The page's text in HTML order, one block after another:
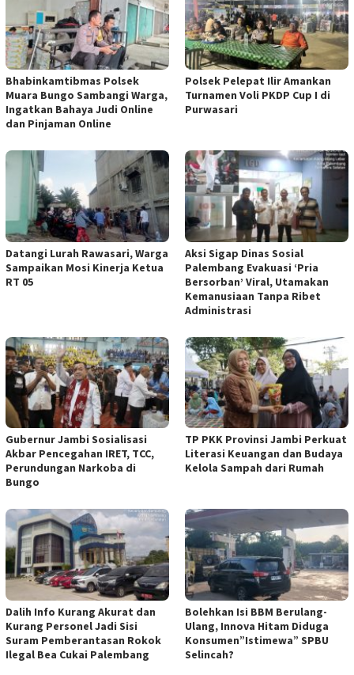
Bhabinkamtibmas Polsek
Muara Bungo Sambangi Warga,
Ingatkan Bahaya Judi Online
dan Pinjaman Online
Polsek Pelepat Ilir Amankan
Turnamen Voli PKDP Cup I di
Purwasari
Datangi Lurah Rawasari, Warga
Sampaikan Mosi Kinerja Ketua
RT 05
Aksi Sigap Dinas Sosial
Palembang Evakuasi ‘Pria
Bersorban’ Viral, Utamakan
Kemanusiaan Tanpa Ribet
Administrasi
Gubernur Jambi Sosialisasi
Akbar Pencegahan IRET, TCC,
Perundungan Narkoba di
Bungo
TP PKK Provinsi Jambi Perkuat
Literasi Keuangan dan Budaya
Kelola Sampah dari Rumah
Dalih Info Kurang Akurat dan
Kurang Personel Jadi Sisi
Suram Pemberantasan Rokok
Ilegal Bea Cukai Palembang
Bolehkan Isi BBM Berulang-
Ulang, Innova Hitam Diduga
Konsumen”Istimewa” SPBU
Selincah?